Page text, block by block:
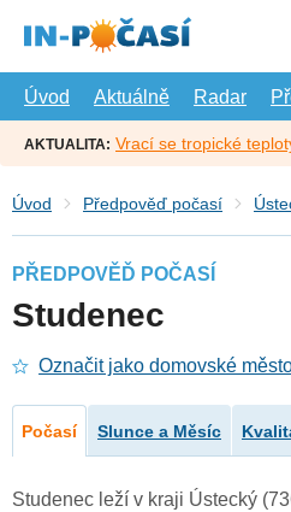
hlavní
Úvod
Aktuálně Radar
AKTUALITA: Vrací se tropické
Úvod Předpověď počasí
PŘEDPOVĚĎ POČASÍ
Studenec
Označit jako domovské
Počasí Slunce a Měsíc
Studenec leží v kraji Ústecký